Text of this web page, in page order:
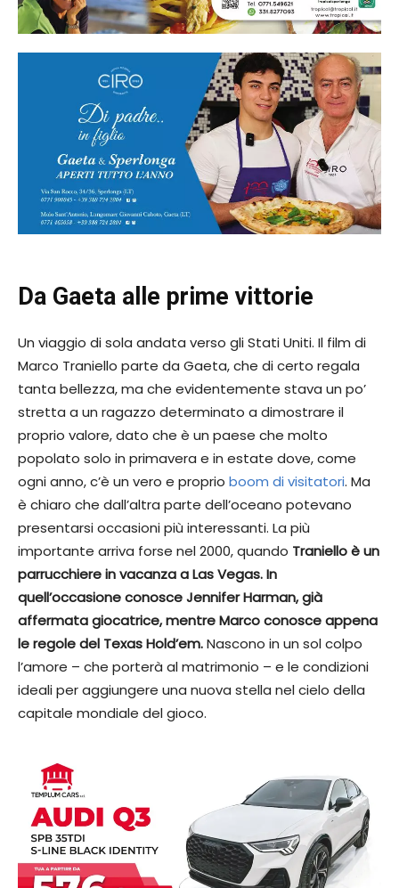
Da Gaeta alle prime vittorie
Un viaggio di sola andata verso gli Stati Uniti. Il film di
Marco Traniello parte da Gaeta, che di certo regala
tanta bellezza, ma che evidentemente stava un po’
stretta a un ragazzo determinato a dimostrare il
proprio valore, dato che è un paese che molto
popolato solo in primavera e in estate dove, come
ogni anno, c’è un vero e proprio boom di visitatori. Ma
è chiaro che dall’altra parte dell’oceano potevano
presentarsi occasioni più interessanti. La più
importante arriva forse nel 2000, quando Traniello è un
parrucchiere in vacanza a Las Vegas. In
quell’occasione conosce Jennifer Harman, già
affermata giocatrice, mentre Marco conosce appena
le regole del Texas Hold’em.Nascono in un sol colpo
l’amore – che porterà al matrimonio – e le condizioni
ideali per aggiungere una nuova stella nel cielo della
capitale mondiale del gioco.